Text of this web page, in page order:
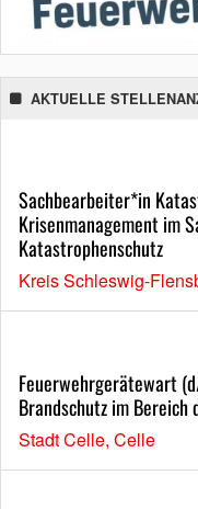
AKTUELLE
Sachbearbeiter*in
Krisenmanagement im
Katastrophenschutz
Kreis Schleswig-
Feuerwehrgerätewart
Brandschutz im
Stadt Celle, Celle